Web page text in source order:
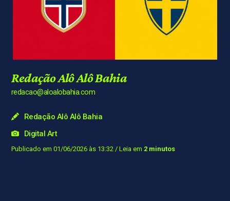
Redação Alô Alô Bahia
redacao@aloalobahia.com
Redação Alô Alô Bahia
Digital Art
Publicado em 01/06/2026 às 13:32 / Leia em 2 minutos